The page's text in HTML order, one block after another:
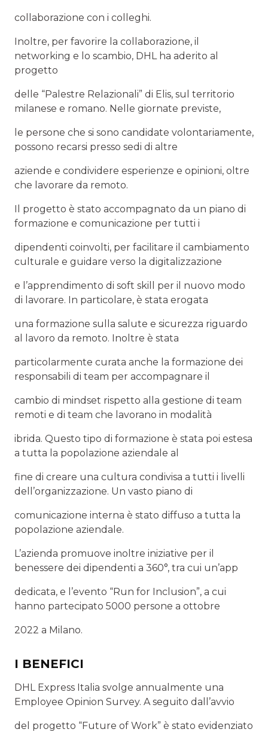
collaborazione con i colleghi.
Inoltre, per favorire la collaborazione, il
networking e lo scambio, DHL ha aderito al
progetto
delle “Palestre Relazionali” di Elis, sul territorio
milanese e romano. Nelle giornate previste,
le persone che si sono candidate volontariamente,
possono recarsi presso sedi di altre
aziende e condividere esperienze e opinioni, oltre
che lavorare da remoto.
Il progetto è stato accompagnato da un piano di
formazione e comunicazione per tutti i
dipendenti coinvolti, per facilitare il cambiamento
culturale e guidare verso la digitalizzazione
e l’apprendimento di soft skill per il nuovo modo
di lavorare. In particolare, è stata erogata
una formazione sulla salute e sicurezza riguardo
al lavoro da remoto. Inoltre è stata
particolarmente curata anche la formazione dei
responsabili di team per accompagnare il
cambio di mindset rispetto alla gestione di team
remoti e di team che lavorano in modalità
ibrida. Questo tipo di formazione è stata poi estesa
a tutta la popolazione aziendale al
fine di creare una cultura condivisa a tutti i livelli
dell’organizzazione. Un vasto piano di
comunicazione interna è stato diffuso a tutta la
popolazione aziendale.
L’azienda promuove inoltre iniziative per il
benessere dei dipendenti a 360°, tra cui un’app
dedicata, e l’evento “Run for Inclusion”, a cui
hanno partecipato 5000 persone a ottobre
2022 a Milano.
I BENEFICI
DHL Express Italia svolge annualmente una
Employee Opinion Survey. A seguito dall’avvio
del progetto “Future of Work” è stato evidenziato